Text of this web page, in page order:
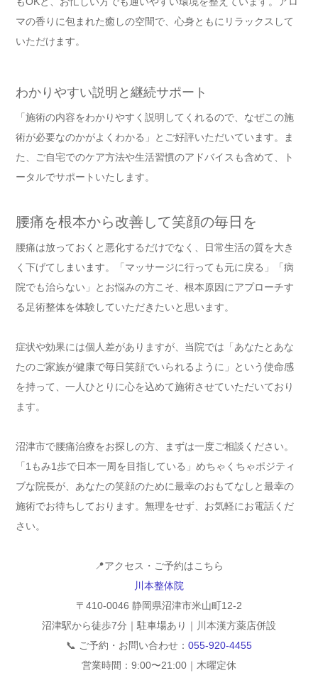
マの香りに包まれた癒しの空間で、心身ともにリラックスして
いただけます。
わかりやすい説明と継続サポート
「施術の内容をわかりやすく説明してくれるので、なぜこの施
術が必要なのかがよくわかる」とご好評いただいています。ま
た、ご自宅でのケア方法や生活習慣のアドバイスも含めて、ト
ータルでサポートいたします。
腰痛を根本から改善して笑顔の毎日を
腰痛は放っておくと悪化するだけでなく、日常生活の質を大き
く下げてしまいます。「マッサージに行っても元に戻る」「病
院でも治らない」とお悩みの方こそ、根本原因にアプローチす
る足術整体を体験していただきたいと思います。
症状や効果には個人差がありますが、当院では「あなたとあな
たのご家族が健康で毎日笑顔でいられるように」という使命感
を持って、一人ひとりに心を込めて施術させていただいており
ます。
沼津市で腰痛治療をお探しの方、まずは一度ご相談ください。
「1もみ1歩で日本一周を目指している」めちゃくちゃポジティ
ブな院長が、あなたの笑顔のために最幸のおもてなしと最幸の
施術でお待ちしております。無理をせず、お気軽にお電話くだ
さい。
📍アクセス・ご予約はこちら
川本整体院
〒410-0046 静岡県沼津市米山町12-2
沼津駅から徒歩7分｜駐車場あり｜川本漢方薬店併設
📞 ご予約・お問い合わせ： 055-920-4455
営業時間：9:00〜21:00｜木曜定休